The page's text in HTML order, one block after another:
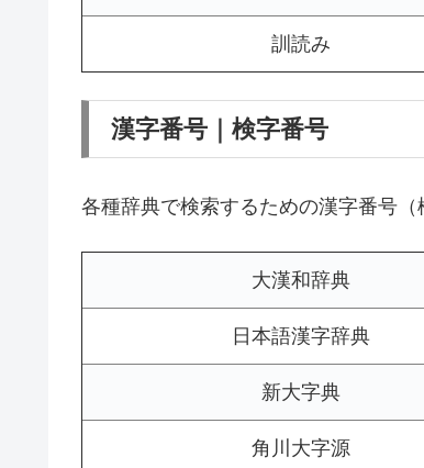
訓読み
漢字番号｜検字番号
各種辞典で検索するための漢字番号（
大漢和辞典
日本語漢字辞典
新大字典
角川大字源